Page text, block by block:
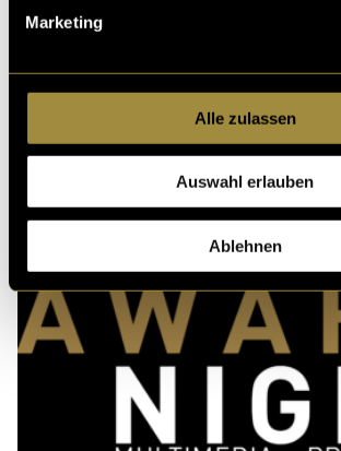
Marketing
Alle zulassen
Auswahl erlauben
Ablehnen